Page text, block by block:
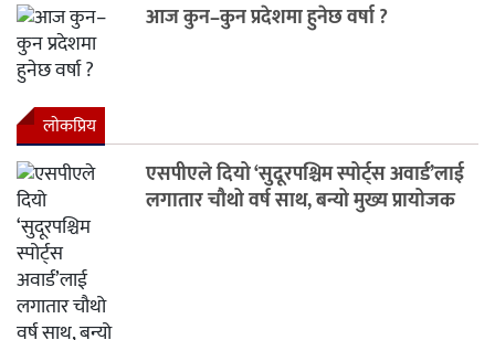
आज कुन–कुन प्रदेशमा हुनेछ वर्षा ?
लाेकप्रिय
एसपीएले दियो ‘सुदूरपश्चिम स्पोर्ट्स अवार्ड’लाई
लगातार चौथो वर्ष साथ, बन्यो मुख्य प्रायोजक